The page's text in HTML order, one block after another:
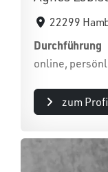
22299
Durchführung
online,
zum